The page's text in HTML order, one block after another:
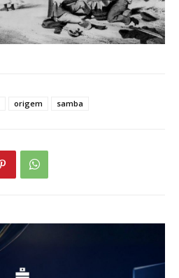
origem samba